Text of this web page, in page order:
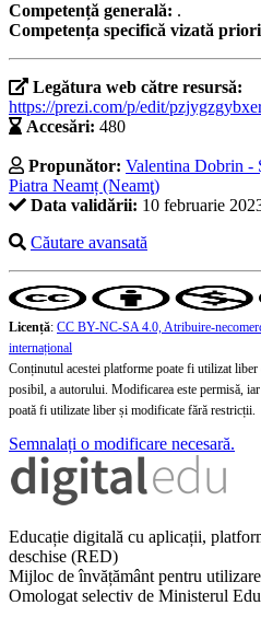
Competență generală: .
Competența specifică vizată
Legătura web către resursă:
https://prezi.com/p/edit/
Accesări: 480
Propunător: Valentina Dobrin -
Piatra Neamț (Neamţ)
Data validării: 10 februarie
Căutare avansată
Licență: CC BY-NC-SA 4.0, Atribuire-
internațional
Conținutul acestei platforme poate fi utilizat
posibil, a autorului. Modificarea este permisă,
poată fi utilizate liber și modificate fără restricții.
Semnalați o modificare necesară.
Educație digitală cu aplicații,
deschise (RED)
Mijloc de învățământ pentru
Omologat selectiv de Ministerul